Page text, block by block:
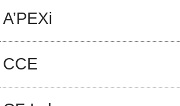
A’PEXi
CCE